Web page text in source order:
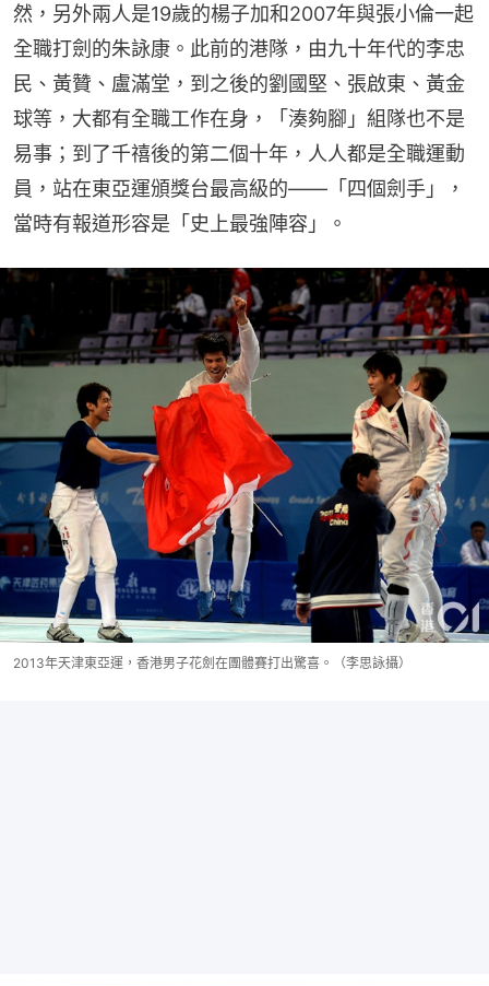
然，另外兩人是19歲的楊子加和2007年與張小倫一起
全職打劍的朱詠康。此前的港隊，由九十年代的李忠
民、黃贊、盧滿堂，到之後的劉國堅、張啟東、黃金
球等，大都有全職工作在身，「湊夠腳」組隊也不是
易事；到了千禧後的第二個十年，人人都是全職運動
員，站在東亞運頒獎台最高級的——「四個劍手」，
當時有報道形容是「史上最強陣容」。
2013年天津東亞運，香港男子花劍在團體賽打出驚喜。（李思詠攝）